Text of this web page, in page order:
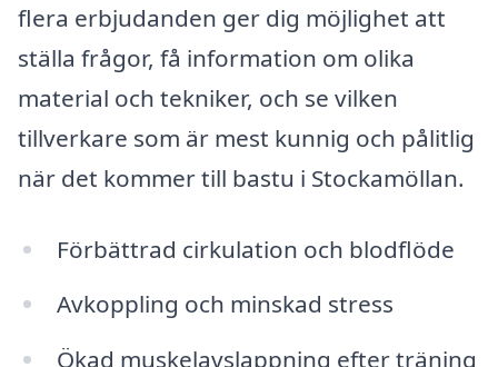
flera erbjudanden ger dig möjlighet att
ställa frågor, få information om olika
material och tekniker, och se vilken
tillverkare som är mest kunnig och pålitlig
när det kommer till bastu i Stockamöllan.
Förbättrad cirkulation och blodflöde
Avkoppling och minskad stress
Ökad muskelavslappning efter träning